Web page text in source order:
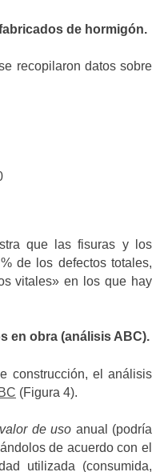
de hormigón.
recopilaron datos sobre
que las fisuras y los
de los defectos totales,
vitales» en los que hay
en obra (análisis ABC).
construcción, el análisis
(Figura 4).
valor de uso anual (podría
de acuerdo con el
utilizada (consumida,